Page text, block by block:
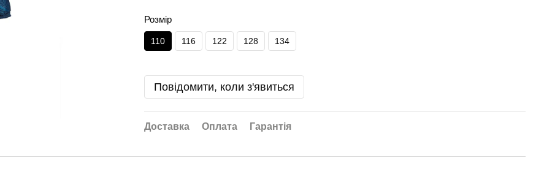
Розмір
110 116 122 128 134
Повідомити, коли з'явиться
Доставка Оплата Гарантія